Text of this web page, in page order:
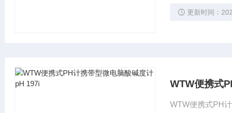
更新时间：
WTW便携式
WTW便携式PH计 携带型微电脑酸碱度计 pH 197i Portable pH Meters ProfiLine pH 197i